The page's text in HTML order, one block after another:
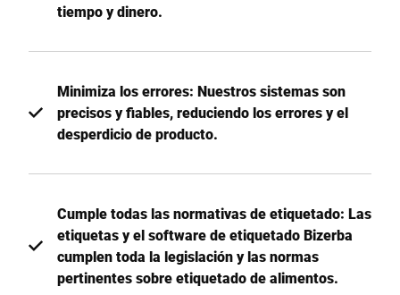
tiempo y dinero.
Minimiza los errores: Nuestros sistemas son
precisos y fiables, reduciendo los errores y el
desperdicio de producto.
Cumple todas las normativas de etiquetado: Las
etiquetas y el software de etiquetado Bizerba
cumplen toda la legislación y las normas
pertinentes sobre etiquetado de alimentos.